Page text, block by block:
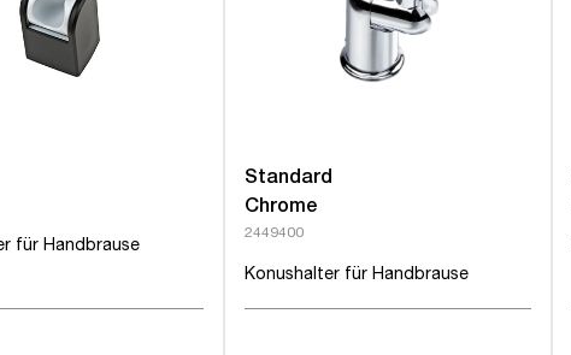
für Handbrause
Standard
Chrome
2449400
Konushalter für Handbrause